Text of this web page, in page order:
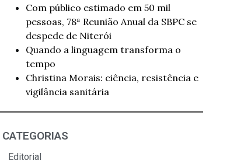
Com público estimado em 50 mil
pessoas, 78ª Reunião Anual da SBPC se
despede de Niterói
Quando a linguagem transforma o
tempo
Christina Morais: ciência, resistência e
vigilância sanitária
CATEGORIAS
Editorial